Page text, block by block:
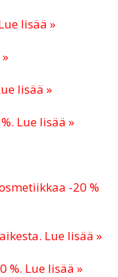
lisää »
lisää »
Lue lisää »
-20 %
Lue lisää »
%. Lue lisää »